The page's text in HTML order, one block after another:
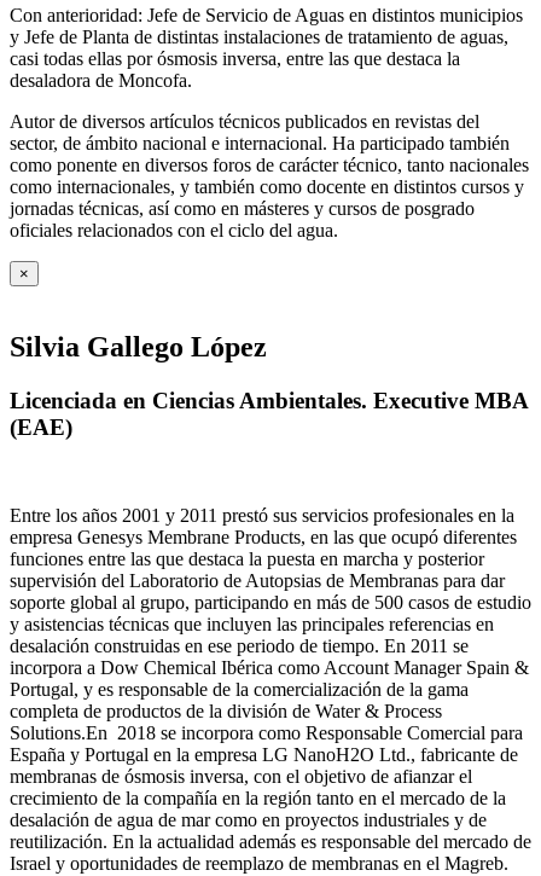
Con anterioridad: Jefe de Servicio de Aguas en distintos municipios
y Jefe de Planta de distintas instalaciones de tratamiento de aguas,
casi todas ellas por ósmosis inversa, entre las que destaca la
desaladora de Moncofa.
Autor de diversos artículos técnicos publicados en revistas del
sector, de ámbito nacional e internacional. Ha participado también
como ponente en diversos foros de carácter técnico, tanto nacionales
como internacionales, y también como docente en distintos cursos y
jornadas técnicas, así como en másteres y cursos de posgrado
oficiales relacionados con el ciclo del agua.
×
Silvia Gallego López
Licenciada en Ciencias Ambientales. Executive MBA
(EAE)
Entre los años 2001 y 2011 prestó sus servicios profesionales en la
empresa Genesys Membrane Products, en las que ocupó diferentes
funciones entre las que destaca la puesta en marcha y posterior
supervisión del Laboratorio de Autopsias de Membranas para dar
soporte global al grupo, participando en más de 500 casos de estudio
y asistencias técnicas que incluyen las principales referencias en
desalación construidas en ese periodo de tiempo. En 2011 se
incorpora a Dow Chemical Ibérica como Account Manager Spain &
Portugal, y es responsable de la comercialización de la gama
completa de productos de la división de Water & Process
Solutions.En 2018 se incorpora como Responsable Comercial para
España y Portugal en la empresa LG NanoH2O Ltd., fabricante de
membranas de ósmosis inversa, con el objetivo de afianzar el
crecimiento de la compañía en la región tanto en el mercado de la
desalación de agua de mar como en proyectos industriales y de
reutilización. En la actualidad además es responsable del mercado de
Israel y oportunidades de reemplazo de membranas en el Magreb.